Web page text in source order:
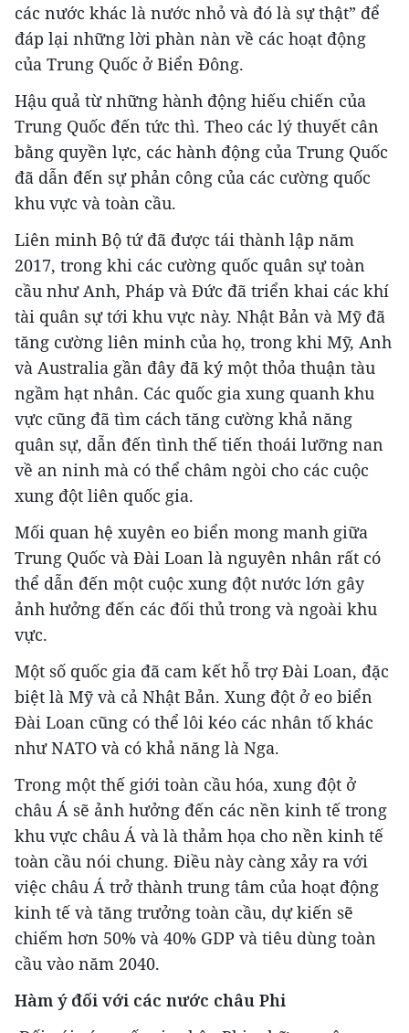
các nước khác là nước nhỏ và đó là sự thật” để
đáp lại những lời phàn nàn về các hoạt động
của Trung Quốc ở Biển Đông.
Hậu quả từ những hành động hiếu chiến của
Trung Quốc đến tức thì. Theo các lý thuyết cân
bằng quyền lực, các hành động của Trung Quốc
đã dẫn đến sự phản công của các cường quốc
khu vực và toàn cầu.
Liên minh Bộ tứ đã được tái thành lập năm
2017, trong khi các cường quốc quân sự toàn
cầu như Anh, Pháp và Đức đã triển khai các khí
tài quân sự tới khu vực này. Nhật Bản và Mỹ đã
tăng cường liên minh của họ, trong khi Mỹ, Anh
và Australia gần đây đã ký một thỏa thuận tàu
ngầm hạt nhân. Các quốc gia xung quanh khu
vực cũng đã tìm cách tăng cường khả năng
quân sự, dẫn đến tình thế tiến thoái lưỡng nan
về an ninh mà có thể châm ngòi cho các cuộc
xung đột liên quốc gia.
Mối quan hệ xuyên eo biển mong manh giữa
Trung Quốc và Đài Loan là nguyên nhân rất có
thể dẫn đến một cuộc xung đột nước lớn gây
ảnh hưởng đến các đối thủ trong và ngoài khu
vực.
Một số quốc gia đã cam kết hỗ trợ Đài Loan, đặc
biệt là Mỹ và cả Nhật Bản. Xung đột ở eo biển
Đài Loan cũng có thể lôi kéo các nhân tố khác
như NATO và có khả năng là Nga.
Trong một thế giới toàn cầu hóa, xung đột ở
châu Á sẽ ảnh hưởng đến các nền kinh tế trong
khu vực châu Á và là thảm họa cho nền kinh tế
toàn cầu nói chung. Điều này càng xảy ra với
việc châu Á trở thành trung tâm của hoạt động
kinh tế và tăng trưởng toàn cầu, dự kiến sẽ
chiếm hơn 50% và 40% GDP và tiêu dùng toàn
cầu vào năm 2040.
Hàm ý đối với các nước châu Phi